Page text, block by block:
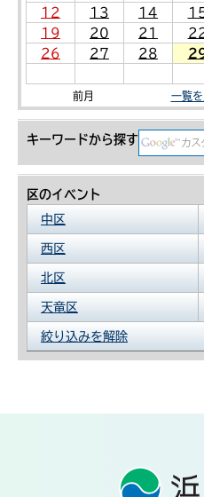
12
13 14
19
20 21
26
27 28
前月 一覧
キーワードから探す
区のイベント
中区
西区
北区
天竜区
絞り込みを解除